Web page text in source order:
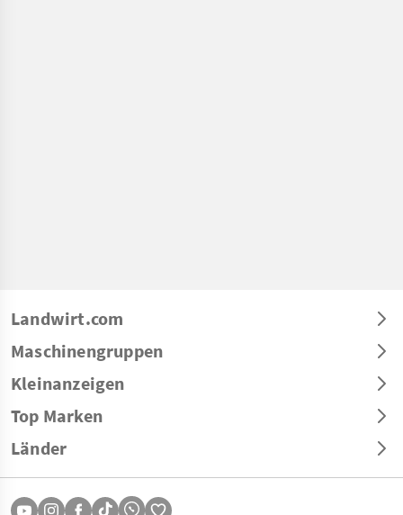
Landwirt.com
Maschinengruppen
Kleinanzeigen
Top Marken
Länder